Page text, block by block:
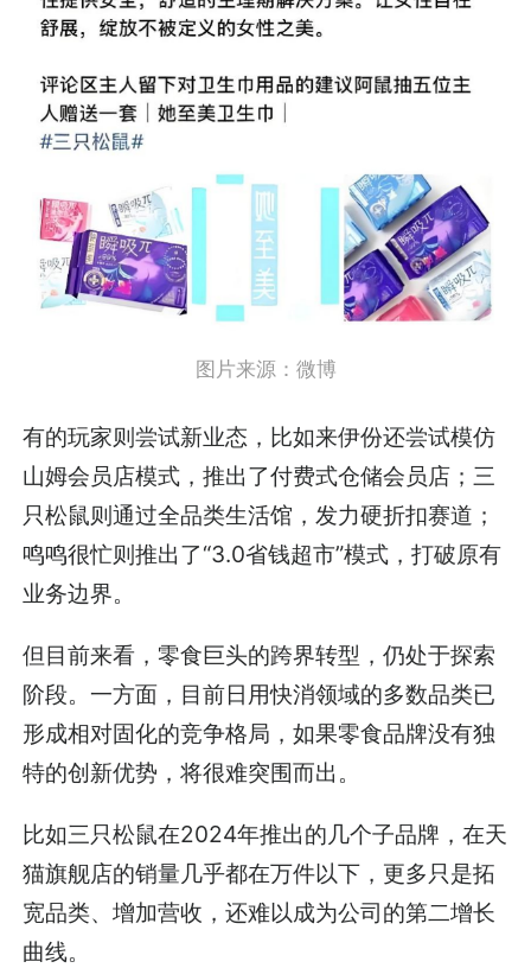
图片来源：微博
有的玩家则尝试新业态，比如来伊份还尝试模仿
山姆会员店模式，推出了付费式仓储会员店；三
只松鼠则通过全品类生活馆，发力硬折扣赛道；
鸣鸣很忙则推出了“3.0省钱超市”模式，打破原有
业务边界。
但目前来看，零食巨头的跨界转型，仍处于探索
阶段。一方面，目前日用快消领域的多数品类已
形成相对固化的竞争格局，如果零食品牌没有独
特的创新优势，将很难突围而出。
比如三只松鼠在2024年推出的几个子品牌，在天
猫旗舰店的销量几乎都在万件以下，更多只是拓
宽品类、增加营收，还难以成为公司的第二增长
曲线。